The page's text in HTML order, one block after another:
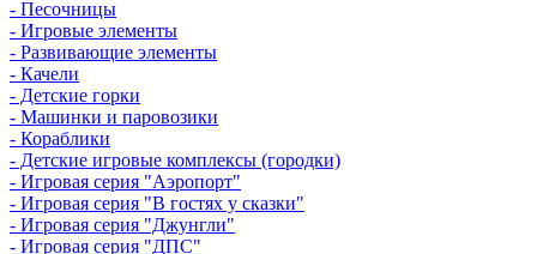
- Песочницы
- Игровые элементы
- Развивающие элементы
- Качели
- Детские горки
- Машинки и паровозики
- Кораблики
- Детские игровые комплексы (городки)
- Игровая серия "Аэропорт"
- Игровая серия "В гостях у сказки"
- Игровая серия "Джунгли"
- Игровая серия "ДПС"